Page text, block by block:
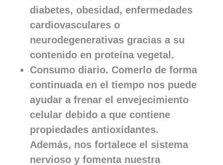
diabetes, obesidad, enfermedades
cardiovasculares o
neurodegenerativas gracias a su
contenido en proteína vegetal.
Consumo diario. Comerlo de forma
continuada en el tiempo nos puede
ayudar a frenar el envejecimiento
celular debido a que contiene
propiedades antioxidantes.
Además, nos fortalece el sistema
nervioso y fomenta nuestra